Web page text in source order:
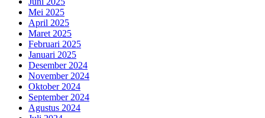
Mei 2025
April 2025
Maret 2025
Februari 2025
Januari 2025
Desember 2024
November 2024
Oktober 2024
September 2024
Agustus 2024